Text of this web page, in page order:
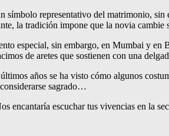
representativo del matrimonio,
la tradición impone que la novia cambie
especial, sin embargo, en Mumbai y
de aretes que sostienen con una
años se ha visto cómo algunos
sagrado…
encantaría escuchar tus vivencias en la